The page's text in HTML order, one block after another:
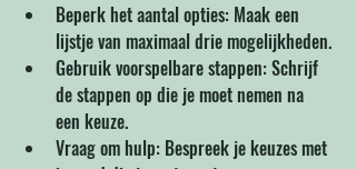
Beperk het aantal opties: Maak een
lijstje van maximaal drie mogelijkheden.
Gebruik voorspelbare stappen: Schrijf
de stappen op die je moet nemen na
een keuze.
Vraag om hulp: Bespreek je keuzes met